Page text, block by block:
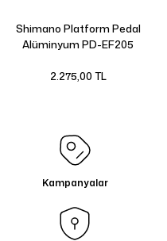
Shimano Platform Pedal
Alüminyum PD-EF205
2.275,00 TL
Kampanyalar